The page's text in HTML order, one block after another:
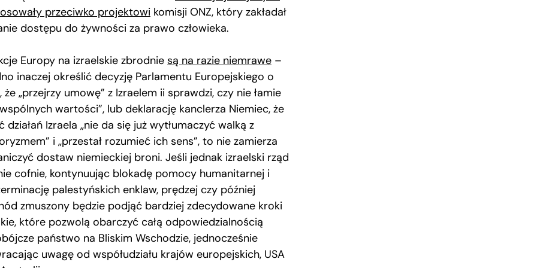
przeciwko projektowi komisji ONZ, który zakładał
dostępu do żywności za prawo człowieka.
Europy na izraelskie zbrodnie są na razie niemrawe –
inaczej określić decyzję Parlamentu Europejskiego o
że „przejrzy umowę” z Izraelem ii sprawdzi, czy nie łamie
wartości”, lub deklarację kanclerza Niemiec, że
działań Izraela „nie da się już wytłumaczyć walką z
i „przestał rozumieć ich sens”, to nie zamierza
dostaw niemieckiej broni. Jeśli jednak izraelski rząd
cofnie, kontynuując blokadę pomocy humanitarnej i
palestyńskich enklaw, prędzej czy później
zmuszony będzie podjąć bardziej zdecydowane kroki
które pozwolą obarczyć całą odpowiedzialnością
państwo na Bliskim Wschodzie, jednocześnie
uwagę od współudziału krajów europejskich, USA